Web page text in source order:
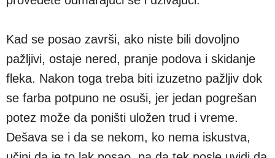
Kad se posao završi, ako niste bili dovoljno
pažljivi, ostaje nered, pranje podova i skidanje
fleka. Nakon toga treba biti izuzetno pažljiv dok
se farba potpuno ne osuši, jer jedan pogrešan
potez može da poništi uložen trud i vreme.
Dešava se i da se nekom, ko nema iskustva,